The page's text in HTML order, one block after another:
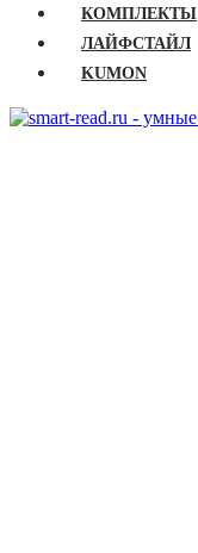
КОМПЛЕКТЫ
ЛАЙФСТАЙЛ
KUMON